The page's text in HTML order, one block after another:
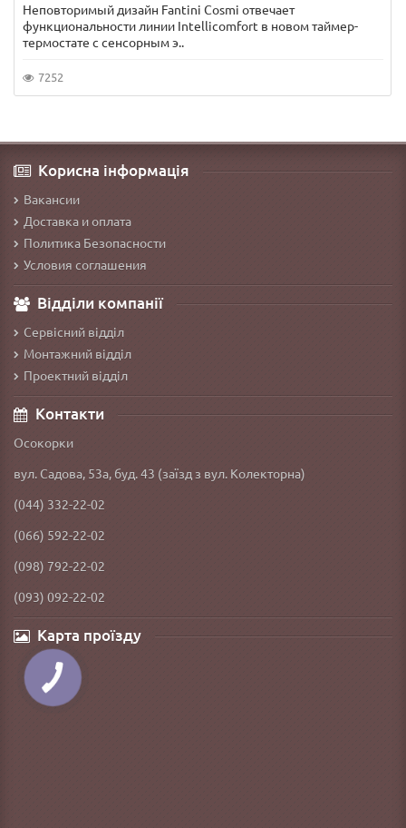
Неповторимый дизайн Fantini Cosmi отвечает
функциональности линии Intellicomfort в новом таймер-
термостате с сенсорным э..
7252
Корисна інформація
Вакансии
Доставка и оплата
Политика Безопасности
Условия соглашения
Відділи компанії
Сервісний відділ
Монтажний відділ
Проектний відділ
Контакти
Осокорки
вул. Садова, 53а, буд. 43 (заїзд з вул. Колекторна)
(044) 332-22-02
(066) 592-22-02
(098) 792-22-02
(093) 092-22-02
Карта проїзду